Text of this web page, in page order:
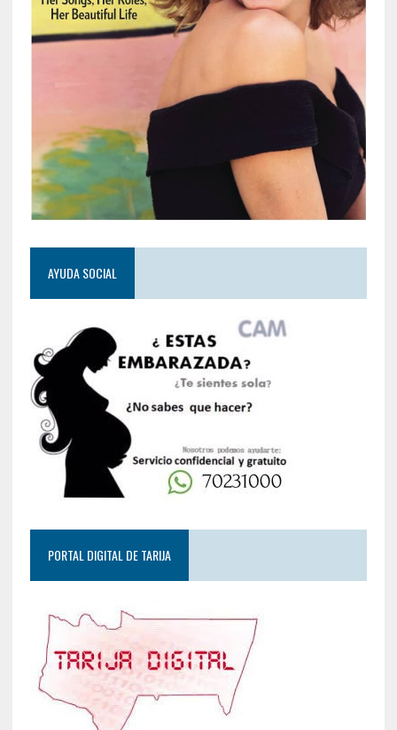
AYUDA SOCIAL
PORTAL DIGITAL DE TARIJA